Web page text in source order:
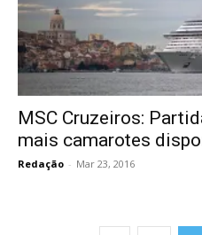
MSC Cruzeiros:
mais camarotes
Redação - Mar 23, 2016